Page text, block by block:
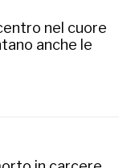
nel cuore
anche le